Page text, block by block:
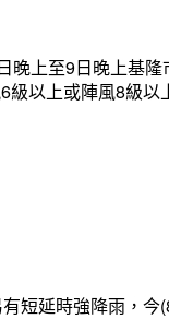
晚上至9日晚上基
以上或陣風8級以
短延時強降雨，